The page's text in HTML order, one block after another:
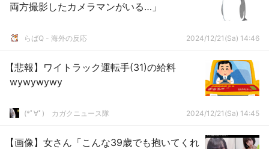
両方撮影したカメラマンがいる…」
らばQ - 海外の反応 2024/12/21(Sa) 14:46
【悲報】ワイトラック運転手(31)の給料
wywywywy
(*ﾟ∀ﾟ)ゞカガクニュース隊 2024/12/21(Sa) 14:45
【画像】女さん「こんな39歳でも抱いてくれ